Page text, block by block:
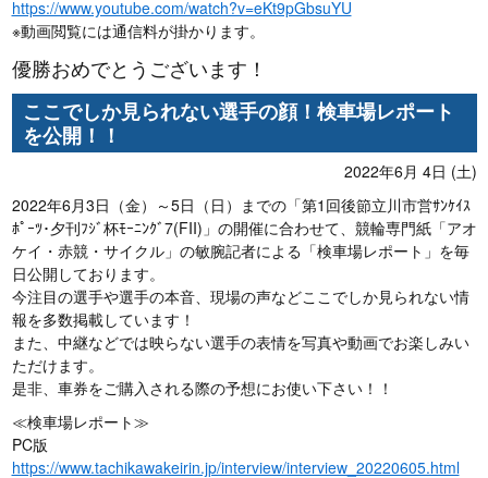
https://www.youtube.com/watch?v=eKt9pGbsuYU
※動画閲覧には通信料が掛かります。
優勝おめでとうございます！
ここでしか見られない選手の顔！検車場レポート
を公開！！
2022年6月 4日 (土)
2022年6月3日（金）～5日（日）までの「第1回後節立川市営ｻﾝｹｲｽ
ﾎﾟｰﾂ･夕刊ﾌｼﾞ杯ﾓｰﾆﾝｸﾞ7(FII)」の開催に合わせて、競輪専門紙「アオ
ケイ・赤競・サイクル」の敏腕記者による「検車場レポート」を毎
日公開しております。
今注目の選手や選手の本音、現場の声などここでしか見られない情
報を多数掲載しています！
また、中継などでは映らない選手の表情を写真や動画でお楽しみい
ただけます。
是非、車券をご購入される際の予想にお使い下さい！！
≪検車場レポート≫
PC版
https://www.tachikawakeirin.jp/interview/interview_20220605.html